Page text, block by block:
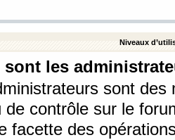
Niveaux
sont les
sont
de contrôle sur le
facette des